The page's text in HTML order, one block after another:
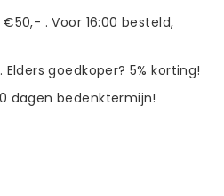
. Voor 16:00 besteld,
goedkoper? 5% korting!
dagen bedenktermijn!